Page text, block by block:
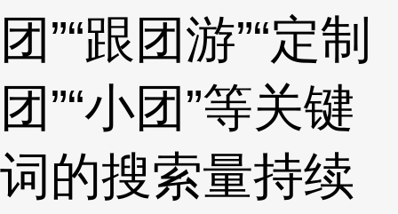
团”“跟团游”“定制
团”“小团”等关键
词的搜索量持续